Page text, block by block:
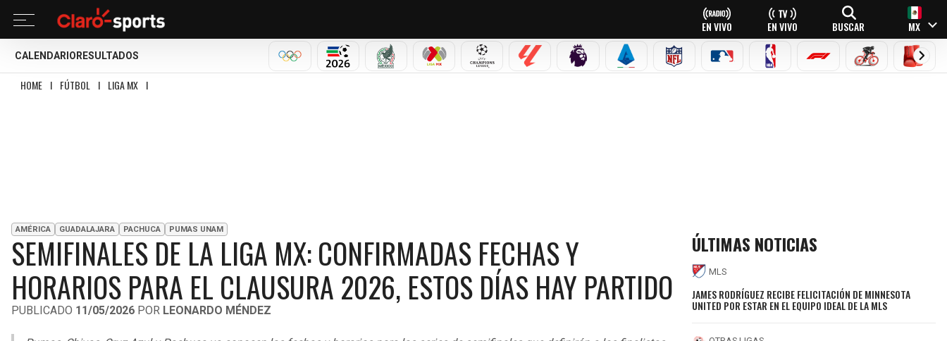
EN VIVO EN VIVO BUSCAR MX
CALENDARIO RESULTADOS
OLÍMPICOSMUNDIAL 2026SELECCIÓN MEXICANA
LIGA MX CHAMPIONS LEAGUE
LALIGA PREMIER LEAGUE
SERIE A NFL MLB NBA FÓRMULA 1CICLISMOBOXEO
HOME I FÚTBOL I LIGA MX I
AMÉRICA GUADALAJARA PACHUCA PUMAS UNAM
SEMIFINALES DE LA LIGA MX: CONFIRMADAS FECHAS Y
HORARIOS PARA EL CLAUSURA 2026, ESTOS DÍAS HAY PARTIDO
PUBLICADO 11/05/2026 POR LEONARDO MÉNDEZ
ÚLTIMAS NOTICIAS
MLS
JAMES RODRÍGUEZ RECIBE FELICITACIÓN DE MINNESOTA
UNITED POR ESTAR EN EL EQUIPO IDEAL DE LA MLS